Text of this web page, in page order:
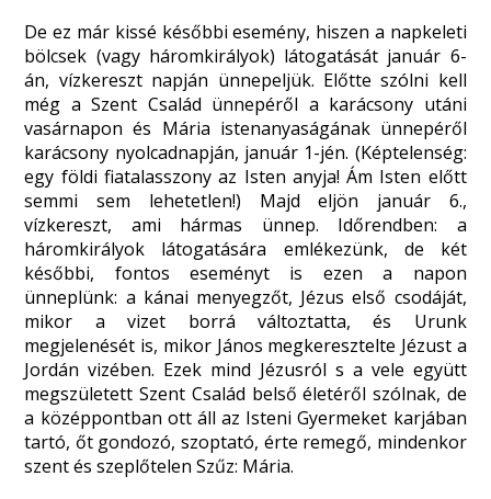
De ez már kissé későbbi esemény, hiszen a napkeleti
bölcsek (vagy háromkirályok) látogatását január 6-
án, vízkereszt napján ünnepeljük. Előtte szólni kell
még a Szent Család ünnepéről a karácsony utáni
vasárnapon és Mária istenanyaságának ünnepéről
karácsony nyolcadnapján, január 1-jén. (Képtelenség:
egy földi fiatalasszony az Isten anyja! Ám Isten előtt
semmi sem lehetetlen!) Majd eljön január 6.,
vízkereszt, ami hármas ünnep. Időrendben: a
háromkirályok látogatására emlékezünk, de két
későbbi, fontos eseményt is ezen a napon
ünneplünk: a kánai menyegzőt, Jézus első csodáját,
mikor a vizet borrá változtatta, és Urunk
megjelenését is, mikor János megkeresztelte Jézust a
Jordán vizében. Ezek mind Jézusról s a vele együtt
megszületett Szent Család belső életéről szólnak, de
a középpontban ott áll az Isteni Gyermeket karjában
tartó, őt gondozó, szoptató, érte remegő, mindenkor
szent és szeplőtelen Szűz: Mária.